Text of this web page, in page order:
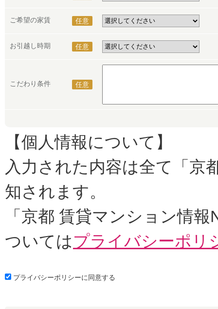
ご希望の家賃 任意
お引越し時期 任意
こだわり条件 任意
【個人情報について】
入力された内容は全て「京
知されます。
「京都 賃貸マンション情
ついてはプライバシーポリ
プライバシーポリシーに同意する